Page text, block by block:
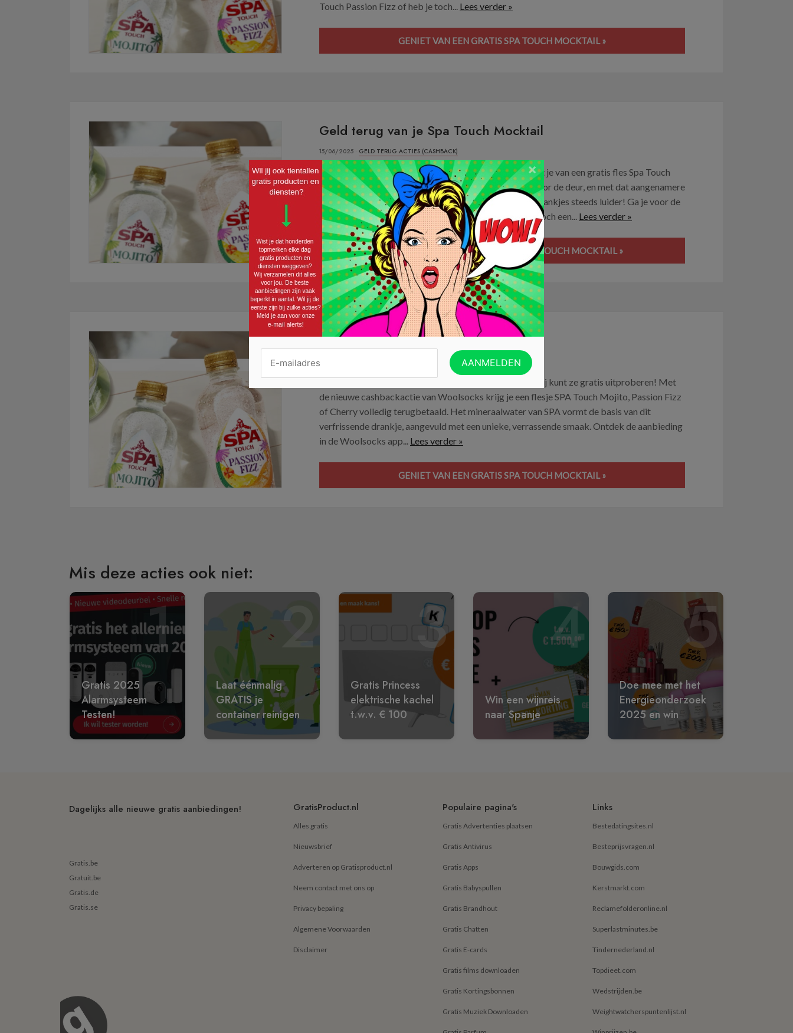
Touch Passion Fizz of heb je toch... Lees verder »
GENIET VAN EEN GRATIS SPA TOUCH MOCKTAIL »
Geld terug van je Spa Touch Mocktail
15/06/2025 · GELD TERUG ACTIES (CASHBACK)
Dankzij deze nieuwe cashbackactie van Hashting geniet je van een gratis fles Spa Touch
Mocktail naar keuze. De zomervakantie staat stilaan voor de deur, en met dat aangenamere
weer, klinkt ook de lokroep naar lekkere verfrissende drankjes steeds luider! Ga je voor de
Spa Touch Mojito, de Spa Touch Passion Fizz of heb je toch een... Lees verder »
GENIET VAN EEN VERFRISSENDE SPA TOUCH MOCKTAIL »
Gratis SPA Touch Mocktail
27/11/2024 · GELD TERUG ACTIES (CASHBACK)
SPA heeft heerlijke mocktails op de markt gebracht en jij kunt ze gratis uitproberen! Met
de nieuwe cashbackactie van Woolsocks krijg je een flesje SPA Touch Mojito, Passion Fizz
of Cherry volledig terugbetaald. Het mineraalwater van SPA vormt de basis van dit
verfrissende drankje, aangevuld met een unieke, verrassende smaak. Ontdek de aanbieding
in de Woolsocks app... Lees verder »
GENIET VAN EEN GRATIS SPA TOUCH MOCKTAIL »
Mis deze acties ook niet:
1
Gratis 2025
Alarmsysteem
Testen!
2
Laat éénmalig
GRATIS je
container reinigen
3
Gratis Princess
elektrische kachel
t.w.v. € 100
4
Win een wijnreis
naar Spanje
5
Doe mee met het
Energieonderzoek
2025 en win
Dagelijks alle nieuwe gratis aanbiedingen!
Gratis.be
Gratuit.be
Gratis.de
Gratis.se
GratisProduct.nl
Alles gratis
Nieuwsbrief
Adverteren op Gratisproduct.nl
Neem contact met ons op
Privacy bepaling
Algemene Voorwaarden
Disclaimer
Populaire pagina's
Gratis Advertenties plaatsen
Gratis Antivirus
Gratis Apps
Gratis Babyspullen
Gratis Brandhout
Gratis Chatten
Gratis E-cards
Gratis films downloaden
Gratis Kortingsbonnen
Gratis Muziek Downloaden
Links
Bestedatingsites.nl
Besteprijsvragen.nl
Bouwgids.com
Kerstmarkt.com
Reclamefolderonline.nl
Superlastminutes.be
Tindernederland.nl
Topdieet.com
Wedstrijden.be
Weightwatcherspuntenlijst.nl
×